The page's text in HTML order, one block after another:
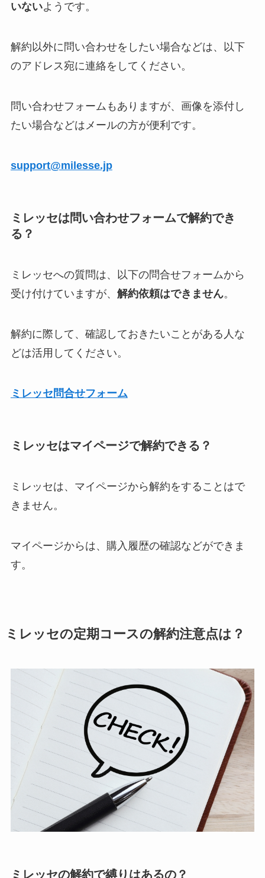
いないようです。
解約以外に問い合わせをしたい場合などは、以下
のアドレス宛に連絡をしてください。
問い合わせフォームもありますが、画像を添付し
たい場合などはメールの方が便利です。
support@milesse.jp
ミレッセは問い合わせフォームで解約でき
る？
ミレッセへの質問は、以下の問合せフォームから
受け付けていますが、 解約依頼はできません。
解約に際して、確認しておきたいことがある人な
どは活用してください。
ミレッセ問合せフォーム
ミレッセはマイページで解約できる？
ミレッセは、マイページから解約をすることはで
きません。
マイページからは、購入履歴の確認などができま
す。
ミレッセの定期コースの解約注意点は？
ミレッセの解約で縛りはあるの？